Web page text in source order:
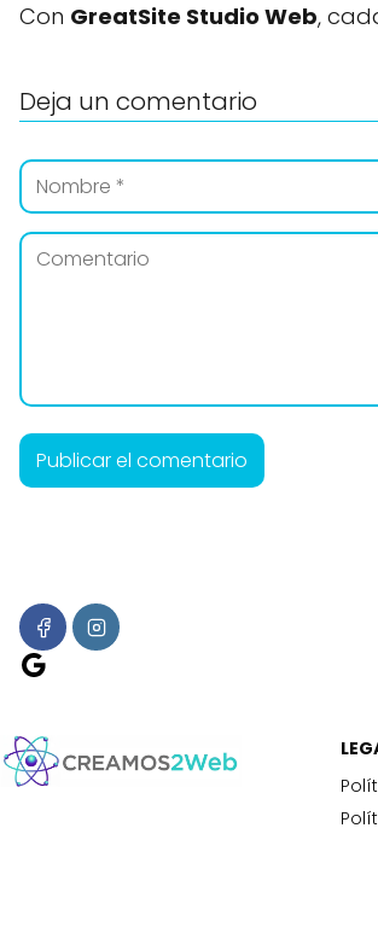
Con GreatSite Studio Web,
Deja un comentario
e
r
n
t
i
Google